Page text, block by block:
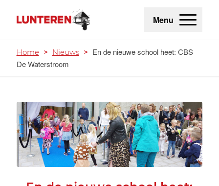
Menu
Home > Nieuws > En de nieuwe school heet: CBS
De Waterstroom